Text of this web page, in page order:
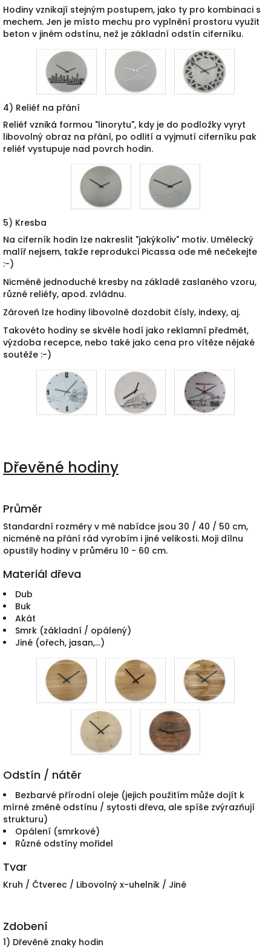
Hodiny vznikají stejným postupem, jako ty pro kombinaci s
mechem. Jen je místo mechu pro vyplnění prostoru využit
beton v jiném odstínu, než je základní odstín ciferníku.
4) Reliéf na přání
Reliéf vzniká formou "linorytu", kdy je do podložky vyryt
libovolný obraz na přání, po odlití a vyjmutí ciferníku pak
reliéf vystupuje nad povrch hodin.
5) Kresba
Na ciferník hodin lze nakreslit "jakýkoliv" motiv. Umělecký
malíř nejsem, takže reprodukci Picassa ode mě nečekejte
:-)
Nicméně jednoduché kresby na základě zaslaného vzoru,
různé reliéfy, apod. zvládnu.
Zároveň lze hodiny libovolně dozdobit čísly, indexy, aj.
Takovéto hodiny se skvěle hodí jako reklamní předmět,
výzdoba recepce, nebo také jako cena pro vítěze nějaké
soutěže :-)
Dřevěné hodiny
Průměr
Standardní rozměry v mé nabídce jsou 30 / 40 / 50 cm,
nicméně na přání rád vyrobím i jiné velikosti. Moji dílnu
opustily hodiny v průměru 10 - 60 cm.
Materiál dřeva
Dub
Buk
Akát
Smrk (základní / opálený)
Jiné (ořech, jasan,...)
Odstín / nátěr
Bezbarvé přírodní oleje (jejich použitím může dojít k
mírné změně odstínu / sytosti dřeva, ale spíše zvýrazňují
strukturu)
Opálení (smrkové)
Různé odstíny mořidel
Tvar
Kruh / Čtverec / Libovolný x-uhelnik / Jiné
Zdobení
1) Dřevěné znaky hodin